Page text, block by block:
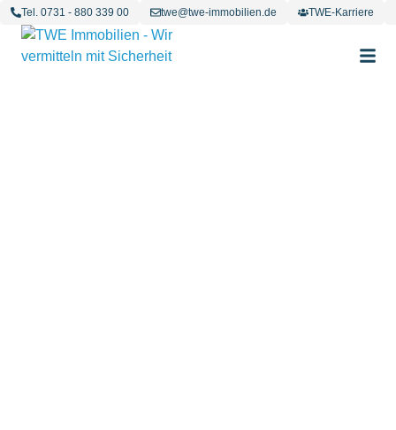
Tel. 0731 - 880 339 00 twe@twe-immobilien.de TWE-Karriere